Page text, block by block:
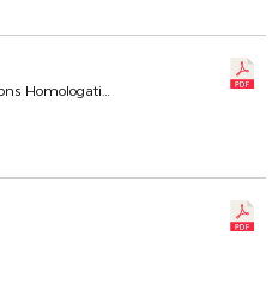
Commission Calendriers Compétitions Homologation